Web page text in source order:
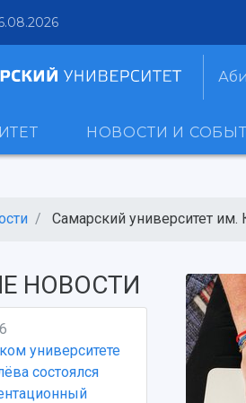
НОВОСТИ И
Самарский университет им.
НОВОСТИ
университете
состоялся